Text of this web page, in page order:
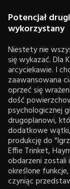
Potencjał
wykorzystany
Niestety nie
się wykazać. Dla
arcyciekawie. I
zaawansowana
oprzeć się
dość
psychologicznej
drugoplanowi,
dodatkowe
produkcję do
Effie Trinket,
obdarzeni zostali
określone
czyniąc